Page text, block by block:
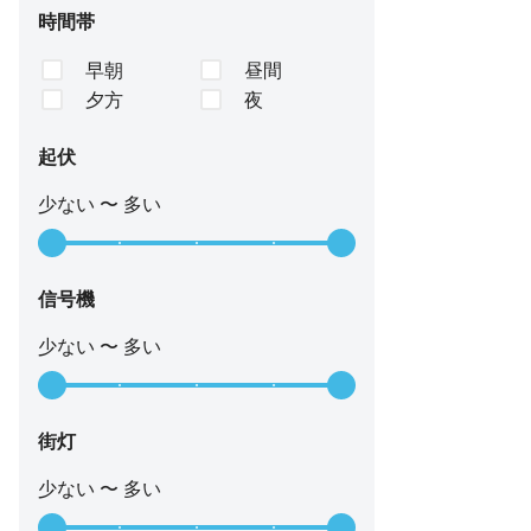
時間帯
早朝
昼間
夕方
夜
起伏
少ない 〜 多い
信号機
少ない 〜 多い
街灯
少ない 〜 多い